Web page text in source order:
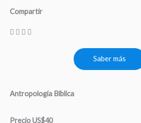
Compartir
Saber más
Antropología Bíblica
Precio US$40